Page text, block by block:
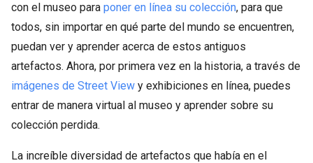
con el museo para poner en línea su colección, para que
todos, sin importar en qué parte del mundo se encuentren,
puedan ver y aprender acerca de estos antiguos
artefactos. Ahora, por primera vez en la historia, a través de
imágenes de Street View y exhibiciones en línea, puedes
entrar de manera virtual al museo y aprender sobre su
colección perdida.
La increíble diversidad de artefactos que había en el